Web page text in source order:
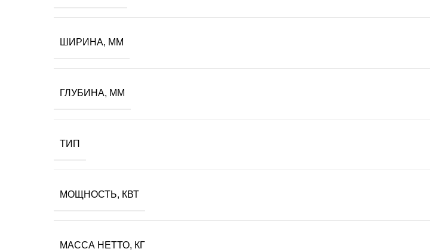
ШИРИНА, ММ
ГЛУБИНА, ММ
ТИП
МОЩНОСТЬ, КВТ
МАССА НЕТТО, КГ